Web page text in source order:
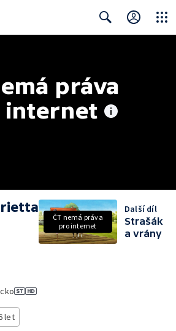
práva
internet
let
ČT nemá práva
pro internet
Další díl
Strašák
a vrány